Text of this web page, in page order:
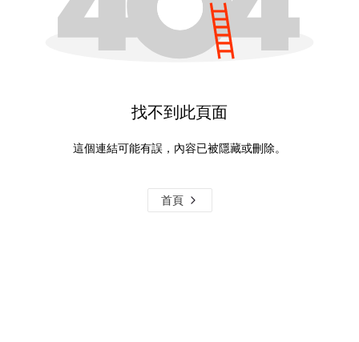
找不到此頁面
這個連結可能有誤，內容已被隱藏或刪除。
首頁